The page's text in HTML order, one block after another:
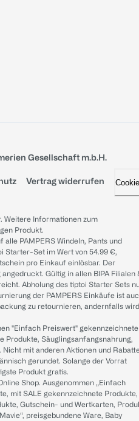
Gesellschaft m.b.H.
Vertrag widerrufen
Weitere Informationen zum
Produkt.
PAMPERS Windeln, Pants und
Starter-Set im Wert von 54.99 €,
pro Einkauf einlösbar. Der
Gültig in allen BIPA Filialen
Abholung des tiptoi Starter Sets
der PAMPERS Einkäufe ist
zu retournieren, andernfalls wird
"Einfach Preiswert" gekennzeichnete
Produkte, Säuglingsanfangsnahrung,
mit anderen Aktionen und
gerundet. Solange der Vorrat
Produkt gratis.
Shop. Ausgenommen „Einfach
mit SALE gekennzeichnete Produkte,
Gutschein- und Wertkarten,
preisgebundene Ware, Baby